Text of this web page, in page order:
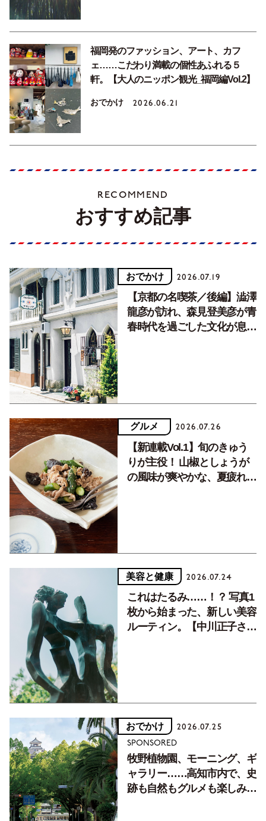
福岡発のファッション、アート、カフ
ェ……こだわり満載の個性あふれる５
軒。【大人のニッポン観光_福岡編Vol.2】
おでかけ 2026.06.21
RECOMMEND
おすすめ記事
おでかけ 2026.07.19
【京都の名喫茶／後編】澁澤
龍彦が訪れ、森見登美彦が青
春時代を過ごした文化が息づ
グルメ 2026.07.26
【新連載Vol.1】旬のきゅう
りが主役！ 山椒としょうが
の風味が爽やかな、夏疲れを
美容と健康 2026.07.24
これはたるみ……！？ 写真1
枚から始まった、新しい美容
ルーティン。【中川正子さん
おでかけ 2026.07.25
SPONSORED
牧野植物園、モーニング、ギ
ャラリー……高知市内で、史
跡も自然もグルメも楽しみ尽